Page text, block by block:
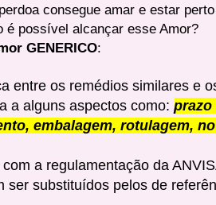
consegue amar e estar
é possível alcançar esse Amor?
GENERICO:
entre os remédios similares e
a alguns aspectos como:prazo
embalagem, rotulagem,
a regulamentação da
ser substituídos pelos de